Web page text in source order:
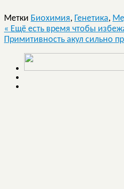
Метки Биохимия, Генетика,
« Ещё есть время чтобы
Примитивность акул сильно